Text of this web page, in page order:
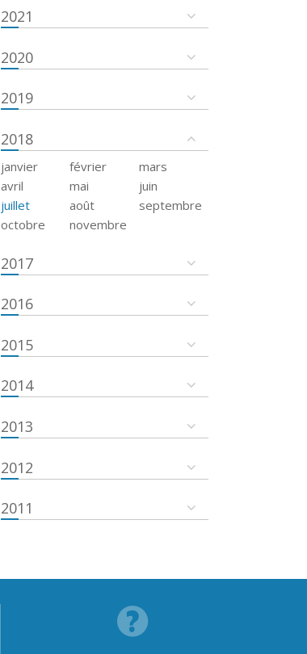
2021
2020
2019
2018
janvier février
mars
avril
mai
juin
juillet
août
septembre
octobre
novembre
2017
2016
2015
2014
2013
2012
2011